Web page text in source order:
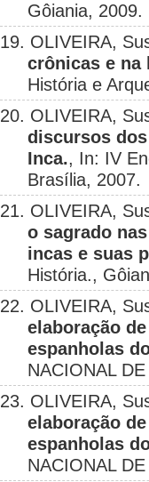
Gôiania, 2009.
19. OLIVEIRA,
crônicas e
História e
20. OLIVEIRA,
discursos
Inca., In: IV
Brasília, 2007.
21. OLIVEIRA,
o sagrado
incas e suas
História.,
22. OLIVEIRA,
elaboração
espanholas
NACIONAL
23. OLIVEIRA,
elaboração
espanholas
NACIONAL